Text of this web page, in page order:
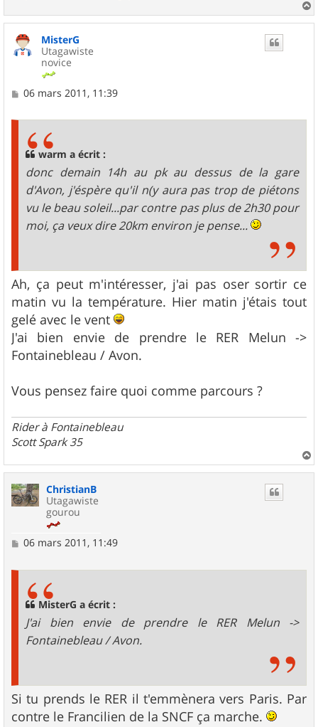
a
MisterG
Utagawiste
novice
M
06 mars 2011, 11:39
warm a écrit :
donc demain 14h au pk au dessus de la gare
d'Avon, j'éspère qu'il n(y aura pas trop de piétons
vu le beau soleil...par contre pas plus de 2h30 pour
moi, ça veux dire 20km environ je pense...
Ah, ça peut m'intéresser, j'ai pas oser sortir ce
matin vu la température. Hier matin j'étais tout
gelé avec le vent
J'ai bien envie de prendre le RER Melun ->
Fontainebleau / Avon.
Vous pensez faire quoi comme parcours ?
Rider à Fontainebleau
Scott Spark 35
a
ChristianB
Utagawiste
gourou
M
06 mars 2011, 11:49
MisterG a écrit :
J'ai bien envie de prendre le RER Melun ->
Fontainebleau / Avon.
Si tu prends le RER il t'emmènera vers Paris. Par
contre le Francilien de la SNCF ça marche.